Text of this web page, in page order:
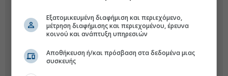
Εξατομικευμένη διαφήμιση και περιεχόμενο,
μέτρηση διαφήμισης και περιεχομένου, έρευνα
κοινού και ανάπτυξη υπηρεσιών
Αποθήκευση ή/και πρόσβαση στα δεδομένα μιας
συσκευής